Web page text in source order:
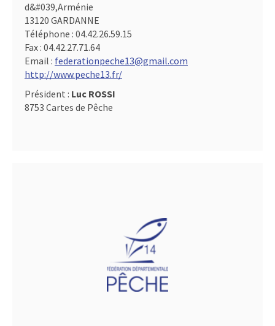
d&#039,Arménie
13120 GARDANNE
Téléphone : 04.42.26.59.15
Fax : 04.42.27.71.64
Email : federationpeche13@gmail.com
http://www.peche13.fr/
Président : Luc ROSSI
8753 Cartes de Pêche